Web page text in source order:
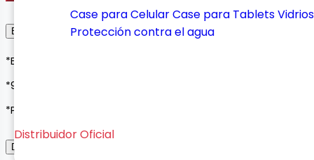
Case para CelularCase para TabletsVidrios
Protección contra el agua
Distribuidor Oficial
Envío, Entrega y Garantía
*Envíos a todo Colombia*
*90 días de garantía*
*Pagos seguros con Wompi o contraentrega*
Descripción del Producto